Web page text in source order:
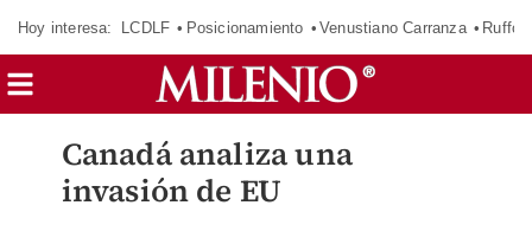
Hoy interesa: LCDLF Posicionamiento Venustiano Carranza Ruffo
Canadá analiza una
invasión de EU